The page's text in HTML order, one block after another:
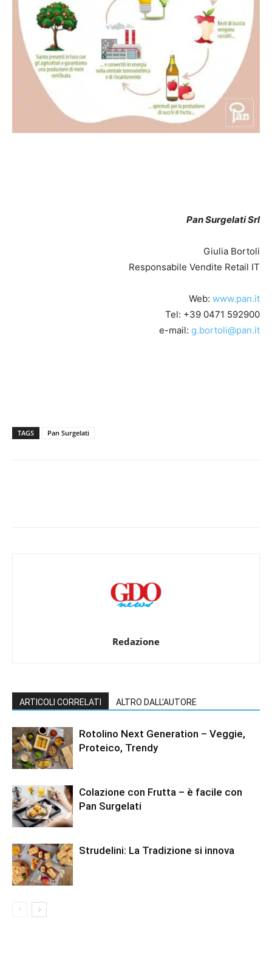
Pan Surgelati Srl
Giulia Bortoli
Responsabile Vendite Retail IT
Web: www.pan.it
Tel: +39 0471 592900
e-mail: g.bortoli@pan.it
TAGS Pan Surgelati
Redazione
ARTICOLI CORRELATI ALTRO DALL'AUTORE
Rotolino Next Generation – Veggie,
Proteico, Trendy
Colazione con Frutta – è facile con
Pan Surgelati
Strudelini: La Tradizione si innova